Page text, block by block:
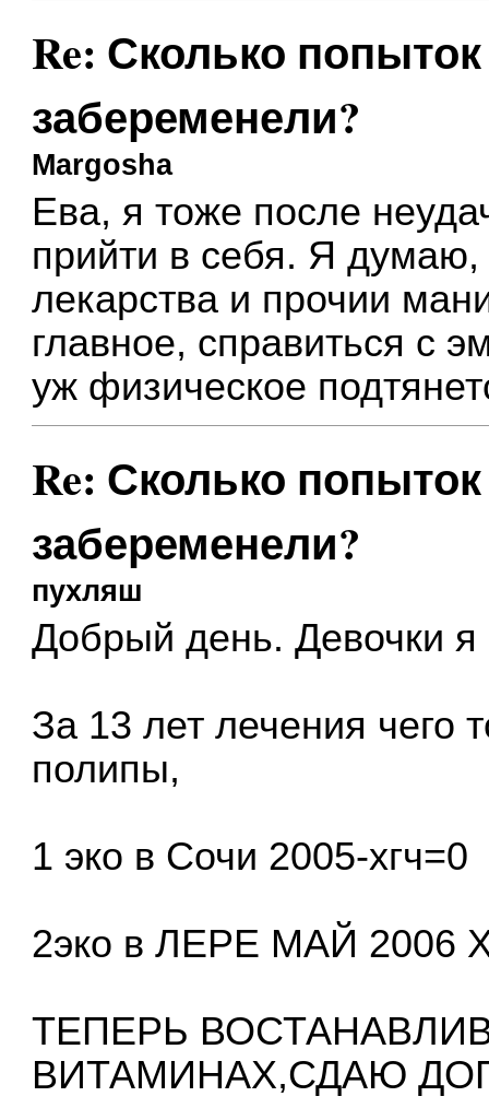
Re: Сколько
забеременели?
Margosha
Ева, я тоже после
прийти в себя. Я думаю,
лекарства и прочии
главное, справиться с
уж физическое
Re: Сколько
забеременели?
пухляш
Добрый день. Девочки
За 13 лет лечения чего
полипы,
1 эко в Сочи 2005-хгч=0
2эко в ЛЕРЕ МАЙ 2006
ТЕПЕРЬ
ВИТАМИНАХ,СДАЮ